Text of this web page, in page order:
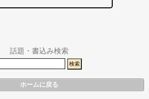
掛川市
市
話題・書込み検索
ホームに戻る